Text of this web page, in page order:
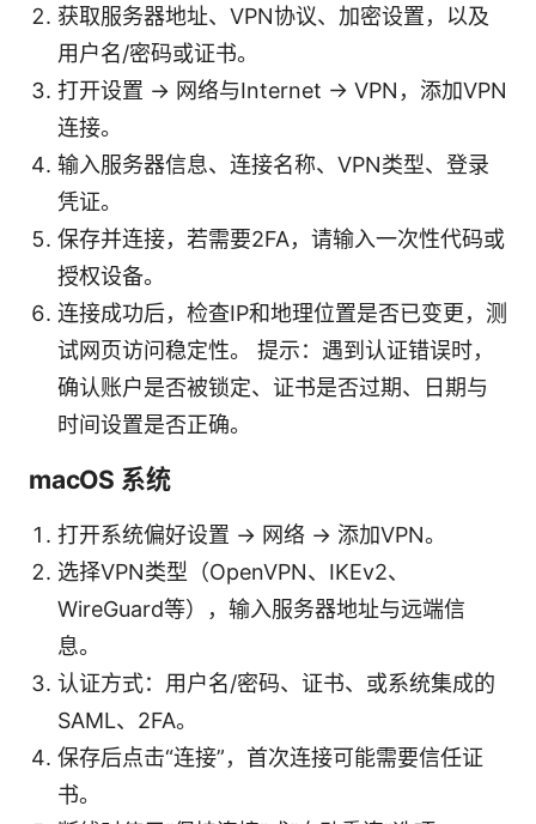
获取服务器地址、VPN协议、加密设置，以及
用户名/密码或证书。
打开设置 -> 网络与Internet -> VPN，添加VPN
连接。
输入服务器信息、连接名称、VPN类型、登录
凭证。
保存并连接，若需要2FA，请输入一次性代码或
授权设备。
连接成功后，检查IP和地理位置是否已变更，测
试网页访问稳定性。 提示：遇到认证错误时，
确认账户是否被锁定、证书是否过期、日期与
时间设置是否正确。
macOS 系统
打开系统偏好设置 -> 网络 -> 添加VPN。
选择VPN类型（OpenVPN、IKEv2、
WireGuard等），输入服务器地址与远端信
息。
认证方式：用户名/密码、证书、或系统集成的
SAML、2FA。
保存后点击“连接”，首次连接可能需要信任证
书。